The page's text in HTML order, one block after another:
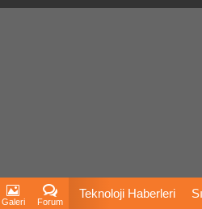
Galeri Forum
Teknoloji Haberleri